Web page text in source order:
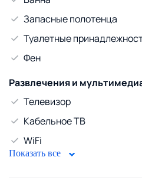
Запасные полотенца
Туалетные
Фен
Развлечения и
Телевизор
Кабельное ТВ
WiFi
Показать все